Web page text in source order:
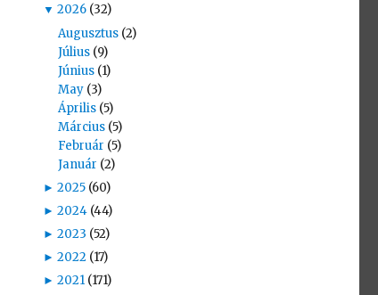
▼ 2026 (32)
Augusztus (2)
Július (9)
Június (1)
May (3)
Április (5)
Március (5)
Február (5)
Január (2)
► 2025 (60)
► 2024 (44)
► 2023 (52)
► 2022 (17)
► 2021 (171)